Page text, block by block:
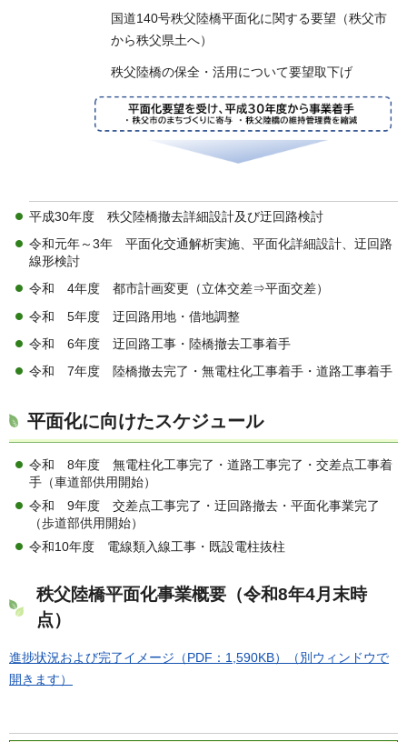
国道140号秩父陸橋平面化に関する要望（秩父市
から秩父県土へ）
秩父陸橋の保全・活用について要望取下げ
平成30年度 秩父陸橋撤去詳細設計及び迂回路検討
令和元年～3年 平面化交通解析実施、平面化詳細設計、迂回路
線形検討
令和 4年度 都市計画変更（立体交差⇒平面交差）
令和 5年度 迂回路用地・借地調整
令和 6年度 迂回路工事・陸橋撤去工事着手
令和 7年度 陸橋撤去完了・無電柱化工事着手・道路工事着手
平面化に向けたスケジュール
令和 8年度 無電柱化工事完了・道路工事完了・交差点工事着
手（車道部供用開始）
令和 9年度 交差点工事完了・迂回路撤去・平面化事業完了
（歩道部供用開始）
令和10年度 電線類入線工事・既設電柱抜柱
秩父陸橋平面化事業概要（令和8年4月末時
点）
進捗状況および完了イメージ（PDF：1,590KB）（別ウィンドウで
開きます）